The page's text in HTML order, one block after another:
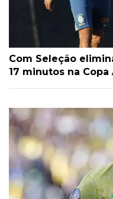
Com Seleção
17 minutos na Copa